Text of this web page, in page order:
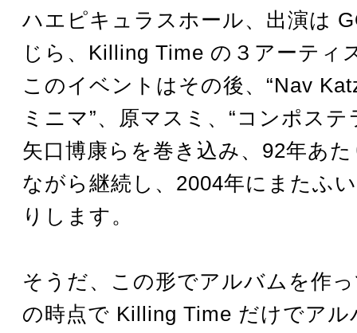
ハエピキュラスホール、出演は
じら、Killing Time の３アーティ
このイベントはその後、“Nav
ミニマ”、原マスミ、“コンポステ
矢口博康らを巻き込み、92年あ
ながら継続し、2004年にまたふ
りします。
そうだ、この形でアルバムを作
の時点で Killing Time だけでアル